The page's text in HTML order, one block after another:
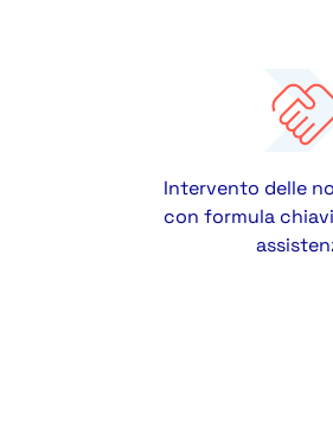
Intervento delle
con formula